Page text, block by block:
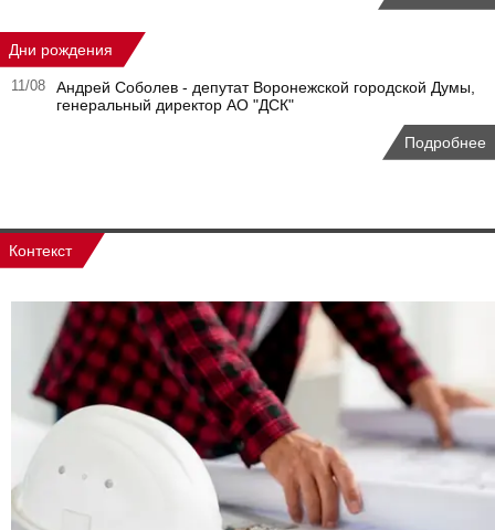
Дни рождения
11/08
Андрей Соболев - депутат Воронежской городской Думы,
генеральный директор АО "ДСК"
Подробнее
Контекст